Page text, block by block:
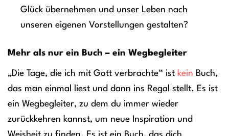
Glück übernehmen und unser Leben nach
unseren eigenen Vorstellungen gestalten?
Mehr als nur ein Buch – ein Wegbegleiter
„Die Tage, die ich mit Gott verbrachte“ ist kein Buch,
das man einmal liest und dann ins Regal stellt. Es ist
ein Wegbegleiter, zu dem du immer wieder
zurückkehren kannst, um neue Inspiration und